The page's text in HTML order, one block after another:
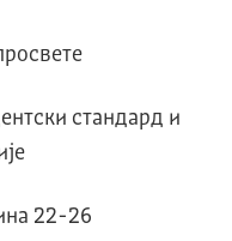
стандард и
22-26